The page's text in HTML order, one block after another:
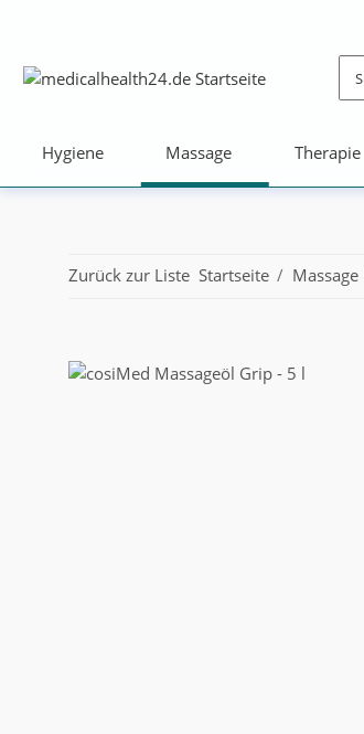
Hygiene Massage Therapie
Zurück zur Liste Startseite Massage